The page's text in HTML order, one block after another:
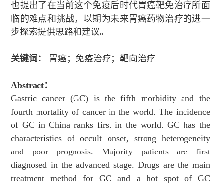
也提出了在当前这个免疫后时代胃癌靶免治疗所面
临的难点和挑战，以期为未来胃癌药物治疗的进一
步探索提供思路和建议。
关键词： 胃癌；免疫治疗；靶向治疗
Abstract：
Gastric cancer (GC) is the fifth morbidity and the
fourth mortality of cancer in the world. The incidence
of GC in China ranks first in the world. GC has the
characteristics of occult onset, strong heterogeneity
and poor prognosis. Majority patients are first
diagnosed in the advanced stage. Drugs are the main
treatment method for GC and a hot spot of GC